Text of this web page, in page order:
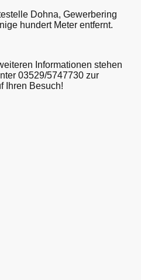
Dohna, Gewerbering
hundert Meter entfernt.
Informationen stehen
03529/5747730 zur
Ihren Besuch!